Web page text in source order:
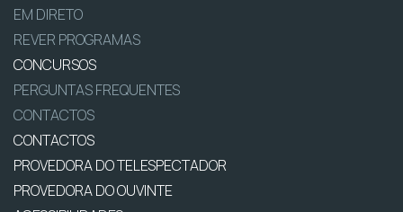
EM DIRETO
REVER PROGRAMAS
CONCURSOS
PERGUNTAS FREQUENTES
CONTACTOS
CONTACTOS
PROVEDORA DO TELESPECTADOR
PROVEDORA DO OUVINTE